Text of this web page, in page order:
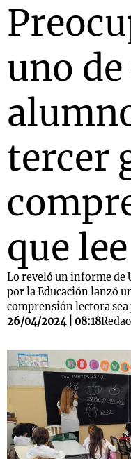
uno de
tercer
que lee
Lo reveló un informe de
por la Educación lanzó
comprensión lectora
26/04/2024 | 08:18